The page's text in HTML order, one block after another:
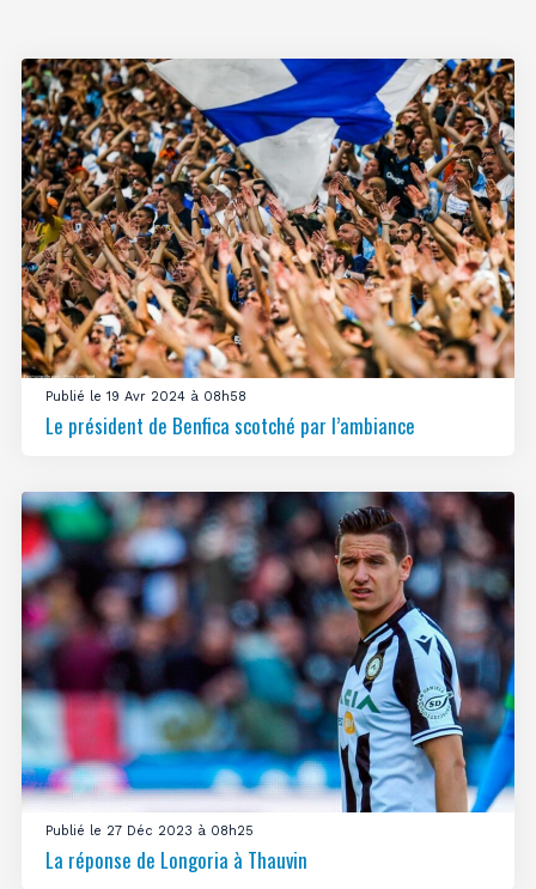
Publié le 19 Avr 2024 à 08h58
Le président de Benfica scotché par l’ambiance
Publié le 27 Déc 2023 à 08h25
La réponse de Longoria à Thauvin